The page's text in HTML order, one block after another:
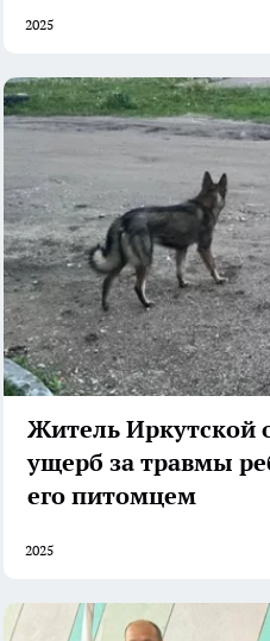
2025
Житель Иркутской
ущерб за травмы
его питомцем
2025